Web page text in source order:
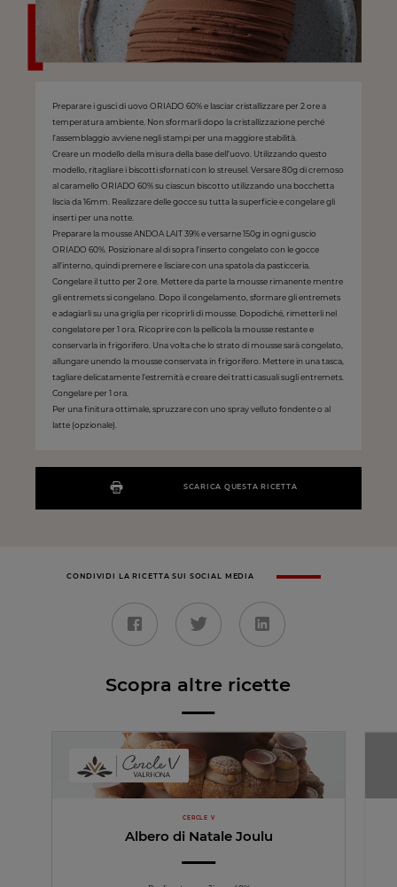
SCARICA QUESTA RICETTA
Preparare i gusci di uovo ORIADO 60% e lasciar cristallizzare per 2 ore a
temperatura ambiente. Non sformarli dopo la cristallizzazione perché
l’assemblaggio avviene negli stampi per una maggiore stabilità.
Creare un modello della misura della base dell’uovo. Utilizzando questo
modello, ritagliare i biscotti sfornati con lo streusel. Versare 80g di cremoso
al caramello ORIADO 60% su ciascun biscotto utilizzando una bocchetta
liscia da 16mm. Realizzare delle gocce su tutta la superficie e congelare gli
inserti per una notte.
Preparare la mousse ANDOA LAIT 39% e versarne 150g in ogni guscio
ORIADO 60%. Posizionare al di sopra l’inserto congelato con le gocce
all’interno, quindi premere e lisciare con una spatola da pasticceria.
Congelare il tutto per 2 ore. Mettere da parte la mousse rimanente mentre
gli entremets si congelano. Dopo il congelamento, sformare gli entremets
e adagiarli su una griglia per ricoprirli di mousse. Dopodiché, rimetterli nel
congelatore per 1 ora. Ricoprire con la pellicola la mousse restante e
conservarla in frigorifero. Una volta che lo strato di mousse sarà congelato,
allungare unendo la mousse conservata in frigorifero. Mettere in una tasca,
tagliare delicatamente l’estremità e creare dei tratti casuali sugli entremets.
Congelare per 1 ora.
Per una finitura ottimale, spruzzare con uno spray velluto fondente o al
latte (opzionale).
CONDIVIDI LA RICETTA SUI SOCIAL MEDIA
Scopra altre ricette
CERCLE V
Albero di Natale Joulu